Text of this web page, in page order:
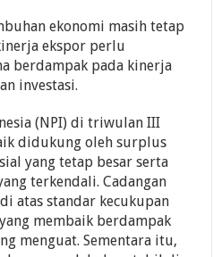
ekonomi masih tetap
ekspor perlu
berdampak pada kinerja
investasi.
(NPI) di triwulan III
didukung oleh surplus
yang tetap besar serta
terkendali. Cadangan
atas standar kecukupan
membaik berdampak
menguat. Sementara itu,